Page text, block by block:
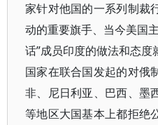
家针对他国的一系列制裁
动的重要旗手、当今美国
话”成员印度的做法和态
国家在联合国发起的对俄
非、尼日利亚、巴西、墨
等地区大国基本上都拒绝